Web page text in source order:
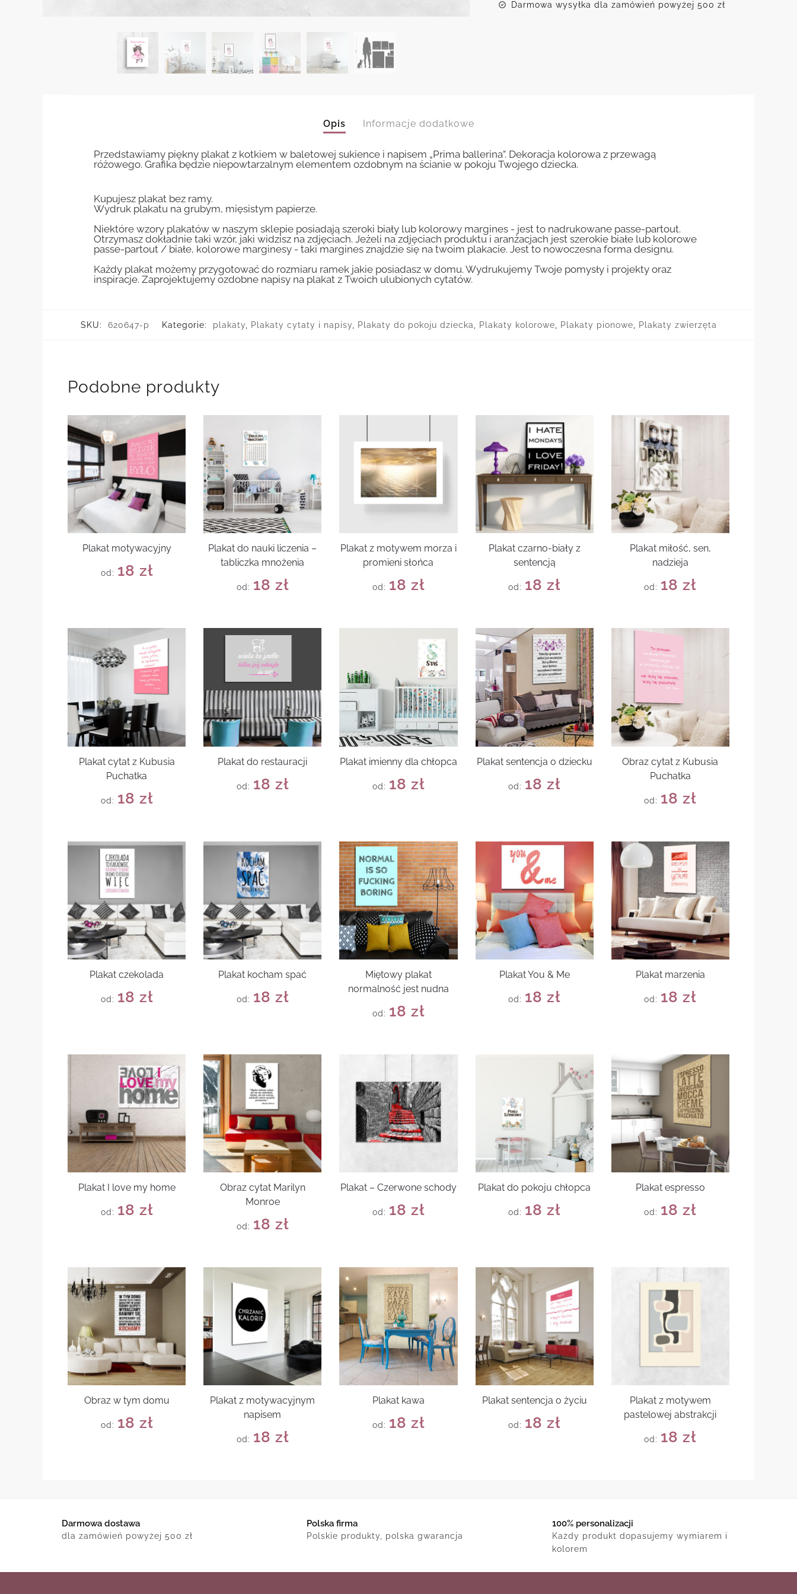
Darmowa wysyłka dla zamówień powyżej 500 zł
Opis Informacje dodatkowe
Przedstawiamy piękny plakat z kotkiem w baletowej sukience i napisem „Prima ballerina”. Dekoracja kolorowa z przewagą
różowego. Grafika będzie niepowtarzalnym elementem ozdobnym na ścianie w pokoju Twojego dziecka.
Kupujesz plakat bez ramy.
Wydruk plakatu na grubym, mięsistym papierze.
Niektóre wzory plakatów w naszym sklepie posiadają szeroki biały lub kolorowy margines - jest to nadrukowane passe-partout.
Otrzymasz dokładnie taki wzór, jaki widzisz na zdjęciach. Jeżeli na zdjęciach produktu i aranżacjach jest szerokie białe lub kolorowe
passe-partout / białe, kolorowe marginesy - taki margines znajdzie się na twoim plakacie. Jest to nowoczesna forma designu.
Każdy plakat możemy przygotować do rozmiaru ramek jakie posiadasz w domu. Wydrukujemy Twoje pomysły i projekty oraz
inspiracje. Zaprojektujemy ozdobne napisy na plakat z Twoich ulubionych cytatów.
SKU: 620647-p Kategorie: plakaty, Plakaty cytaty i napisy, Plakaty do pokoju dziecka, Plakaty kolorowe, Plakaty pionowe, Plakaty zwierzęta
Podobne produkty
Plakat motywacyjny
od: 18 zł
Plakat do nauki liczenia –
tabliczka mnożenia
od: 18 zł
Plakat z motywem morza i
promieni słońca
od: 18 zł
Plakat czarno-biały z
sentencją
od: 18zł
Plakat miłość, sen,
nadzieja
od: 18zł
Plakat cytat z Kubusia
Puchatka
od: 18 zł
Plakat do restauracji
od: 18 zł
Plakat imienny dla chłopca
od: 18 zł
Plakat sentencja o dziecku
od: 18zł
Obraz cytat z Kubusia
Puchatka
od: 18zł
Plakat czekolada
od: 18 zł
Plakat kocham spać
od: 18 zł
Miętowy plakat
normalność jest nudna
od: 18 zł
Plakat You & Me
od: 18zł
Plakat marzenia
od: 18zł
Plakat I love my home
od: 18 zł
Obraz cytat Marilyn
Monroe
od: 18 zł
Plakat – Czerwone schody
od: 18 zł
Plakat do pokoju chłopca
od: 18zł
Plakat espresso
od: 18zł
Obraz w tym domu
od: 18 zł
Plakat z motywacyjnym
napisem
od: 18 zł
Plakat kawa
od: 18 zł
Plakat sentencja o życiu
od: 18zł
Plakat z motywem
pastelowej abstrakcji
od: 18zł
Darmowa dostawa
dla zamówień powyżej 500 zł
Polska firma
Polskie produkty, polska gwarancja
100% personalizacji
Każdy produkt dopasujemy wymiarem i
kolorem